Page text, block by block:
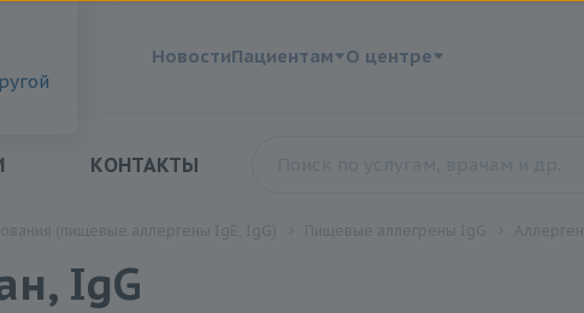
НовостиПациентам О центре
КОНТАКТЫ
IgG